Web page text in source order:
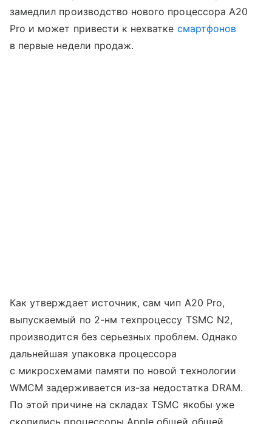
замедлил производство нового процессора A20
Pro и может привести к нехватке смартфонов
в первые недели продаж.
Как утверждает источник, сам чип A20 Pro,
выпускаемый по 2-нм техпроцессу TSMC N2,
производится без серьезных проблем. Однако
дальнейшая упаковка процессора
с микросхемами памяти по новой технологии
WMCM задерживается из-за недостатка DRAM.
По этой причине на складах TSMC якобы уже
скопились процессоры Apple общей общей